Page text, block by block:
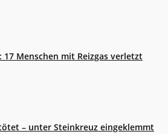
Menschen mit Reizgas verletzt
– unter Steinkreuz eingeklemmt